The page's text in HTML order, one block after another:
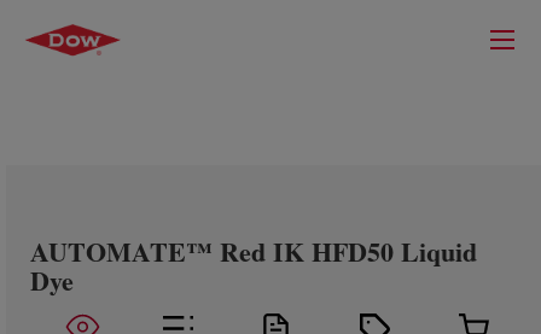
AUTOMATE™ Red IK HFD50 Liquid
Dye